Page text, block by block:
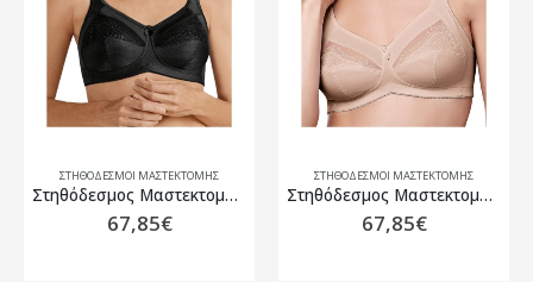
ΣΤΗΘΌΔΕΣΜΟΙ ΜΑΣΤΕΚΤΟΜΉΣ
Στηθόδεσμος Μαστεκτομής Amoena Isadora SB Μαύρο
67,85€
ΣΤΗΘΌΔΕΣΜΟΙ ΜΑΣΤΕΚΤΟΜΉΣ
Στηθόδεσμος Μαστεκτομής Amoena Isadora SB Μπεζ
67,85€